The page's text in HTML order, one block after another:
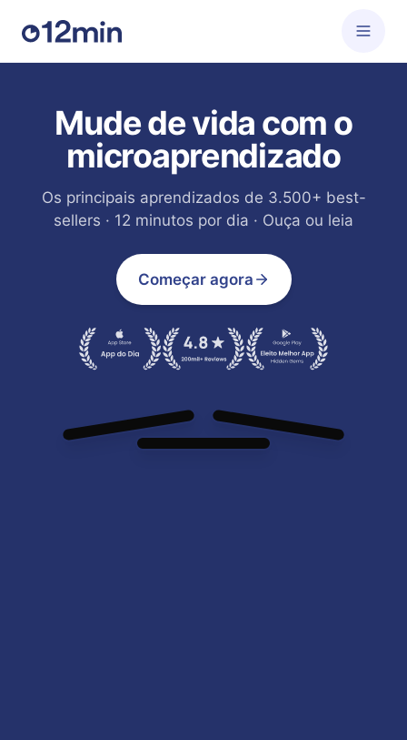
Mude de vida com o
microaprendizado
Os principais aprendizados de 3.500+ best-
sellers · 12 minutos por dia · Ouça ou leia
Começar agora